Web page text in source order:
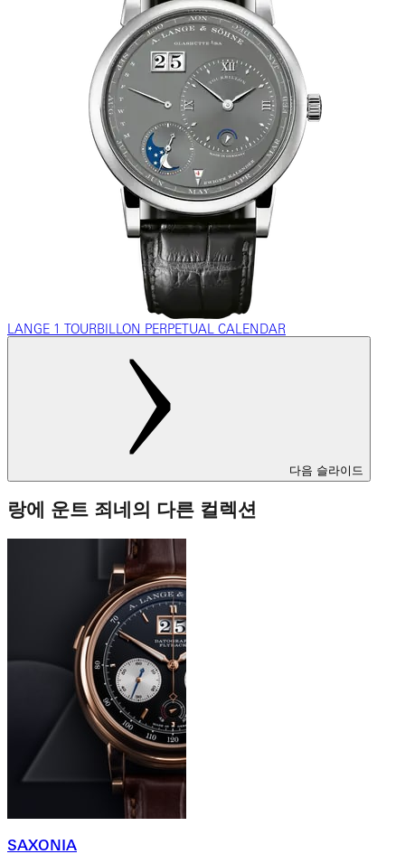
LANGE 1 TOURBILLON PERPETUAL CALENDAR
다음 슬라이드
랑에 운트 죄네의 다른 컬렉션
SAXONIA